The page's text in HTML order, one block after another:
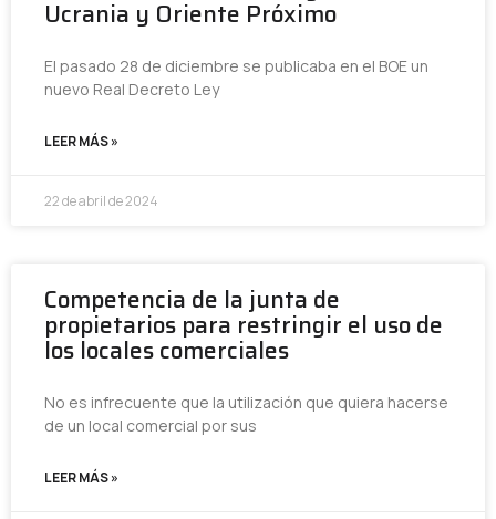
Ucrania y Oriente Próximo
El pasado 28 de diciembre se publicaba en el BOE un
nuevo Real Decreto Ley
LEER MÁS »
22 de abril de 2024
Competencia de la junta de
propietarios para restringir el uso de
los locales comerciales
No es infrecuente que la utilización que quiera hacerse
de un local comercial por sus
LEER MÁS »